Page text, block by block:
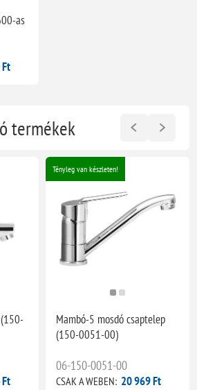
as
termékek
Tényleg van készleten!
Mambó-5 mosdó csaptelep
(150-0051-00)
06-150-0051-00
CSAK A WEBEN: 20 969 Ft